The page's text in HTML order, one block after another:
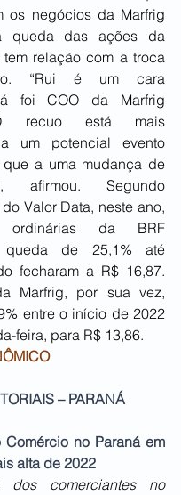
os negócios da Marfrig
queda das ações da
relação com a troca
“Rui é um cara
foi COO da Marfrig
recuo está mais
um potencial evento
a uma mudança de
afirmou. Segundo
Valor Data, neste ano,
da BRF
queda de 25,1% até
fecharam a R$ 16,87.
Marfrig, por sua vez,
entre o início de 2022
feira, para R$ 13,86.
– PARANÁ
no Paraná em
alta de 2022
dos comerciantes no